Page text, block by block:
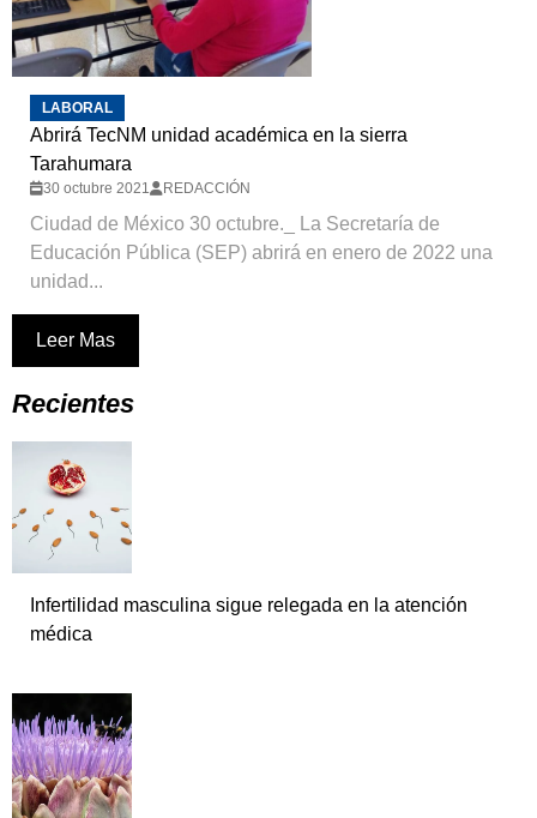
LABORAL
Abrirá TecNM unidad académica en la sierra
Tarahumara
30 octubre 2021 REDACCIÓN
Ciudad de México 30 octubre._ La Secretaría de
Educación Pública (SEP) abrirá en enero de 2022 una
unidad...
Leer Mas
Recientes
Infertilidad masculina sigue relegada en la atención
médica